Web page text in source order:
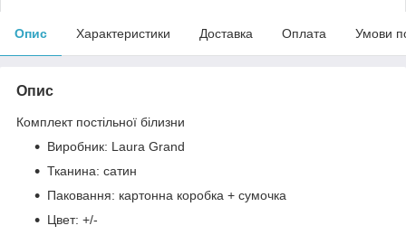
Опис Характеристики Доставка Оплата Умови
Опис
Комплект постільної білизни
Виробник: Laura Grand
Тканина: сатин
Паковання: картонна коробка + сумочка
Цвет: +/-